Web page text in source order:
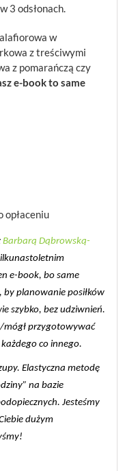
3 odsłonach.
w
z treściwymi
z pomarańczą czy
e-book to same
opłaceniu
Barbarą Dąbrowską-
e-book, bo same
planowanie posiłków
szybko, bez udziwnień.
mógł przygotowywać
każdego co innego.
Elastyczna metodę
na bazie
Jesteśmy
dużym